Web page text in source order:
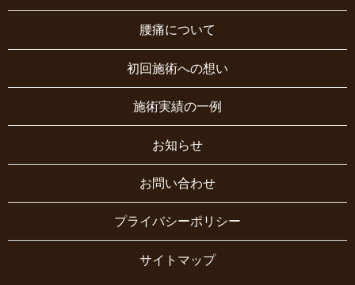
腰痛について
初回施術への想い
施術実績の一例
お知らせ
お問い合わせ
プライバシーポリシー
サイトマップ